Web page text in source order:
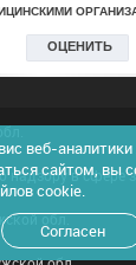
надзору в сфере
обл.
веб-
сайтом, вы
cookie.
Согласен